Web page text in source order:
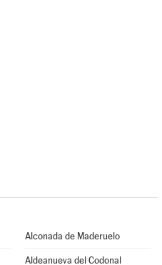
Alconada de Maderuelo
Aldeanueva del Codonal